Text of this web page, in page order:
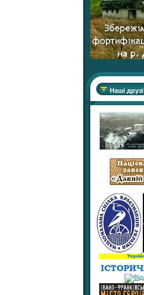
Наші друзі